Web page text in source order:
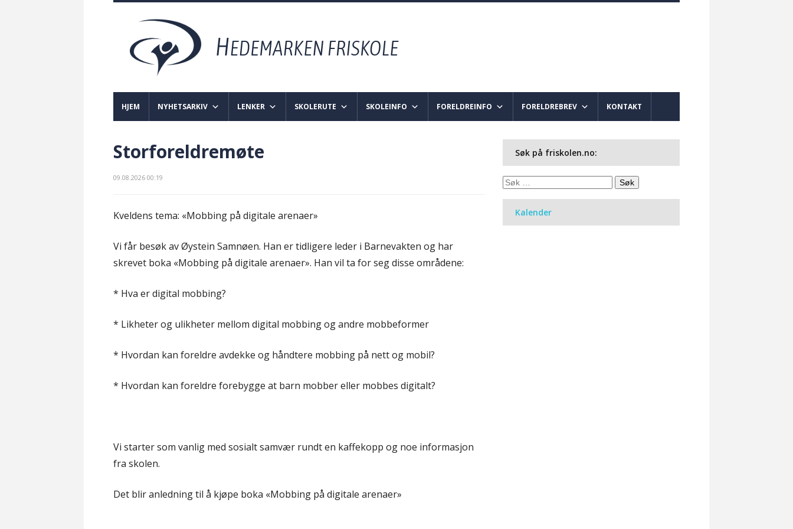
HJEM NYHETSARKIV LENKER SKOLERUTE SKOLEINFO FORELDREINFO FORELDREBREV KONTAKT
Storforeldremøte
09.08.2026 00:19
Kveldens tema: «Mobbing på digitale arenaer»
Vi får besøk av Øystein Samnøen. Han er tidligere leder i Barnevakten og har
skrevet boka «Mobbing på digitale arenaer». Han vil ta for seg disse områdene:
* Hva er digital mobbing?
* Likheter og ulikheter mellom digital mobbing og andre mobbeformer
* Hvordan kan foreldre avdekke og håndtere mobbing på nett og mobil?
* Hvordan kan foreldre forebygge at barn mobber eller mobbes digitalt?
Vi starter som vanlig med sosialt samvær rundt en kaffekopp og noe informasjon
fra skolen.
Det blir anledning til å kjøpe boka «Mobbing på digitale arenaer»
Søk på friskolen.no:
Søk
etter:
Kalender